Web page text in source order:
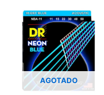
AGOTADO